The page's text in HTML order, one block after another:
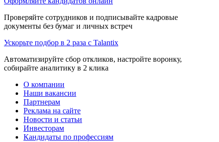
Проверяйте сотрудников и подписывайте кадровые
документы без бумаг и личных встреч
Ускорьте подбор в 2 раза с Talantix
Автоматизируйте сбор откликов, настройте воронку,
собирайте аналитику в 2 клика
О компании
Наши вакансии
Партнерам
Реклама на сайте
Новости и статьи
Инвесторам
Кандидаты по профессиям